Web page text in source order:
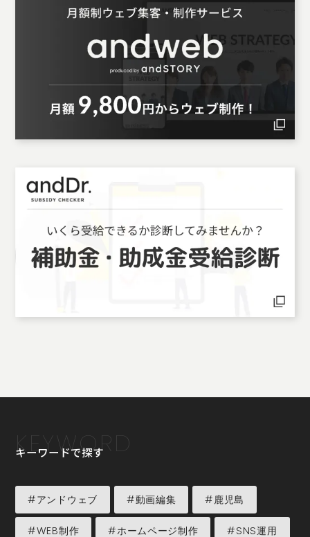
KEYWORD
キーワードで探す
#アンドウェブ #動画編集 #鹿児島
#WEB制作 #ホームページ制作 #SNS運用